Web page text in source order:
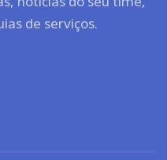
de serviços.